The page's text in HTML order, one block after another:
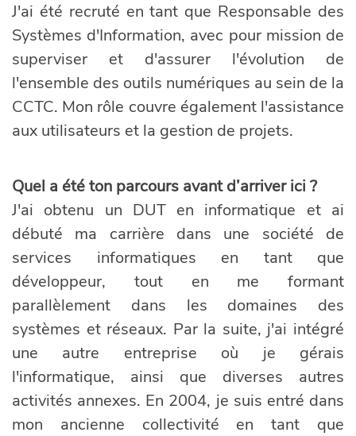
J'ai été recruté en tant que Responsable des
Systèmes d'Information, avec pour mission de
superviser et d'assurer l'évolution de
l'ensemble des outils numériques au sein de la
CCTC. Mon rôle couvre également l'assistance
aux utilisateurs et la gestion de projets.
Quel a été ton parcours avant d’arriver ici ?
J'ai obtenu un DUT en informatique et ai
débuté ma carrière dans une société de
services informatiques en tant que
développeur, tout en me formant
parallèlement dans les domaines des
systèmes et réseaux. Par la suite, j'ai intégré
une autre entreprise où je gérais
l'informatique, ainsi que diverses autres
activités annexes. En 2004, je suis entré dans
mon ancienne collectivité en tant que